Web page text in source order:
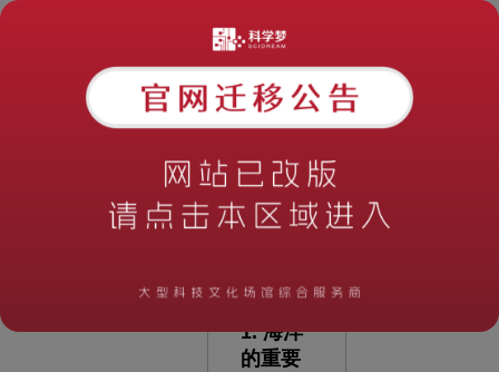
及如何
创造一
个引人
入胜的
海洋教
育空
间。
1. 海洋
的重要